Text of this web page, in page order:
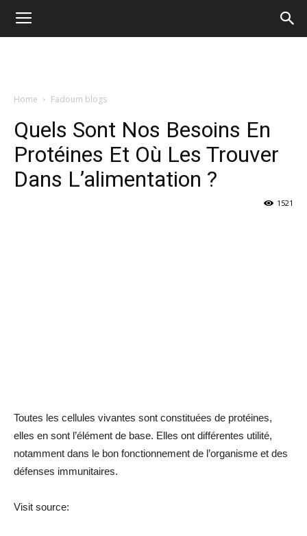
Home Fadoum blogs
Quels Sont Nos Besoins En
Protéines Et Où Les Trouver
Dans L’alimentation ?
1521
Toutes les cellules vivantes sont constituées de protéines,
elles en sont l’élément de base. Elles ont différentes utilité,
notamment dans le bon fonctionnement de l’organisme et des
défenses immunitaires.
Visit source: